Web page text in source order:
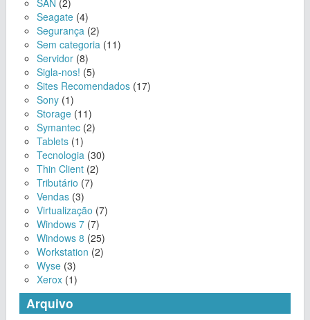
SAN (2)
Seagate (4)
Segurança (2)
Sem categoria (11)
Servidor (8)
Sigla-nos! (5)
Sites Recomendados (17)
Sony (1)
Storage (11)
Symantec (2)
Tablets (1)
Tecnologia (30)
Thin Client (2)
Tributário (7)
Vendas (3)
Virtualização (7)
Windows 7 (7)
Windows 8 (25)
Workstation (2)
Wyse (3)
Xerox (1)
Arquivo